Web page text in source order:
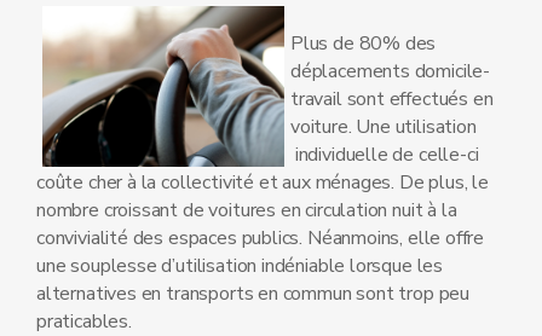
Plus de 80% des
déplacements domicile-
travail sont effectués en
voiture. Une utilisation
individuelle de celle-ci
coûte cher à la collectivité et aux ménages. De plus, le
nombre croissant de voitures en circulation nuit à la
convivialité des espaces publics. Néanmoins, elle offre
une souplesse d’utilisation indéniable lorsque les
alternatives en transports en commun sont trop peu
praticables.